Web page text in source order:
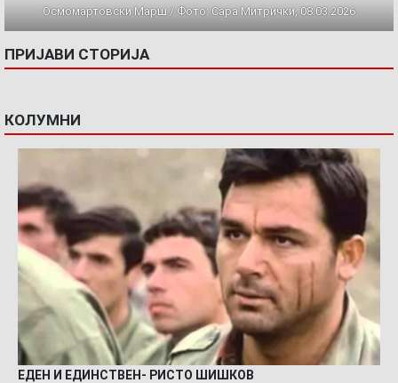
Осмомартовски Марш / Фото: Сара Митрички, 08.03.2026
ПРИЈАВИ СТОРИЈА
КОЛУМНИ
ЕДЕН И ЕДИНСТВЕН- РИСТО ШИШКОВ